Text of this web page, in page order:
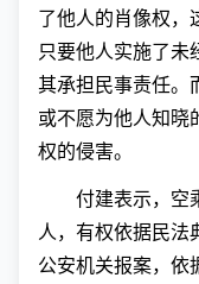
了他人的肖像权，
只要他人实施了未
其承担民事责任。
或不愿为他人知晓
权的侵害。
付建表示，空
人，有权依据民法
公安机关报案，依